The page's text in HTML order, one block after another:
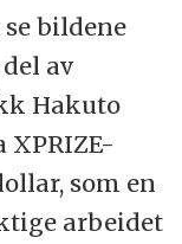
bildene
av
Hakuto
som en
arbeidet